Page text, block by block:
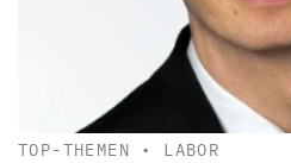
TOP-THEMEN • LABOR